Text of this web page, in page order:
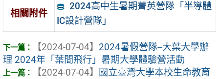
相關附件
2024高中生暑期菁英營隊「半導體
IC設計營隊」
【2024-07-04】 2024暑假營隊--大葉大學辦
理 2024年「葉間飛行」暑期大學體驗營活動
【2024-07-04】
國立臺灣大學本校生命教育